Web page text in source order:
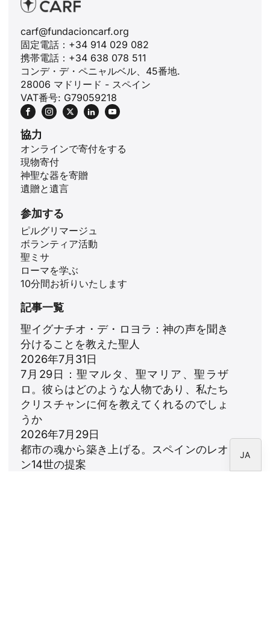
carf@fundacioncarf.org
固定電話：+34 914 029 082
携帯電話：+34 638 078 511
コンデ・デ・ペニャルベル、45番地.
28006 マドリード - スペイン
VAT番号: G79059218
協力
オンラインで寄付をする
現物寄付
神聖な器を寄贈
遺贈と遺言
参加する
ピルグリマージュ
ボランティア活動
聖ミサ
ローマを学ぶ
10分間お祈りいたします
記事一覧
聖イグナチオ・デ・ロヨラ：神の声を聞き
分けることを教えた聖人
2026年7月31日
7月29日：聖マルタ、聖マリア、聖ラザ
ロ。彼らはどのような人物であり、私たち
クリスチャンに何を教えてくれるのでしょ
うか
2026年7月29日
都市の魂から築き上げる。スペインのレオ
ン14世の提案
JA